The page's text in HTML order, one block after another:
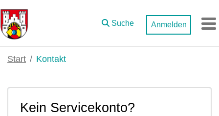
Zum Hauptinhalt springen
Suche Anmelden
Start Kontakt
Kein Servicekonto?